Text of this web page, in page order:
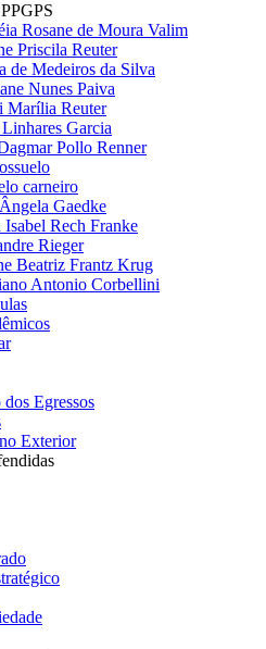
Rosane de Moura Valim
Priscila Reuter
de Medeiros da Silva
Nunes Paiva
Marília Reuter
Garcia
Pollo Renner
carneiro
Gaedke
Isabel Rech Franke
Rieger
Beatriz Frantz Krug
Antonio Corbellini
Egressos
Exterior